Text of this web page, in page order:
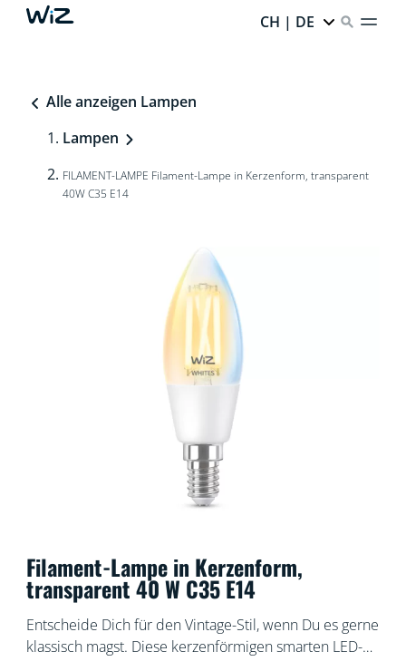
CH | DE
Alle anzeigen Lampen
Lampen
FILAMENT-LAMPE Filament-Lampe in Kerzenform, transparent
40W C35 E14
Filament-Lampe in Kerzenform,
transparent 40 W C35 E14
Entscheide Dich für den Vintage-Stil, wenn Du es gerne
klassisch magst. Diese kerzenförmigen smarten LED-